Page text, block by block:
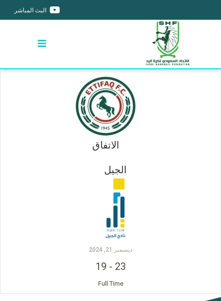
البث المباشر
الاتفاق
الجيل
ديسمبر 21, 2024
23
-
19
Full Time